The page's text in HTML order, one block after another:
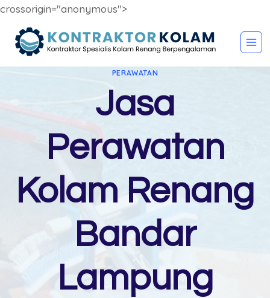
crossorigin="anonymous">
PERAWATAN
Jasa
Perawatan
Kolam Renang
Bandar
Lampung